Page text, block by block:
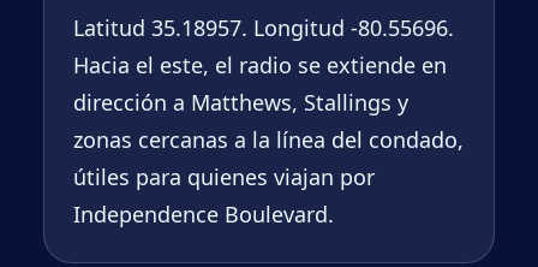
Latitud 35.18957. Longitud -80.55696.
Hacia el este, el radio se extiende en
dirección a Matthews, Stallings y
zonas cercanas a la línea del condado,
útiles para quienes viajan por
Independence Boulevard.